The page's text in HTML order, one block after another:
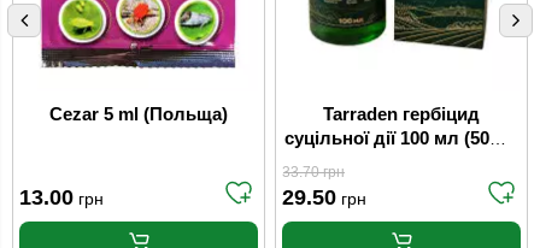
Cezar 5 ml (Польща)
13.00 грн
Tarraden гербіцид
суцільної дії 100 мл (50шт/
33.70грн
29.50 грн